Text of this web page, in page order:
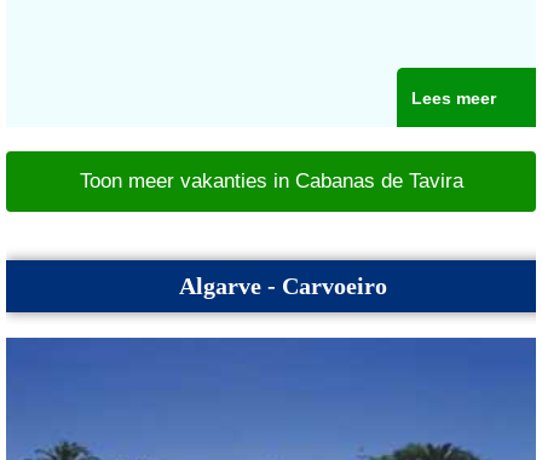
Lees meer
Toon meer vakanties in Cabanas de Tavira
Algarve - Carvoeiro